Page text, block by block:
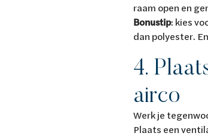
raam open en
Bonustip: kies
dan polyester.
4.
airco
Werk je
Plaats een